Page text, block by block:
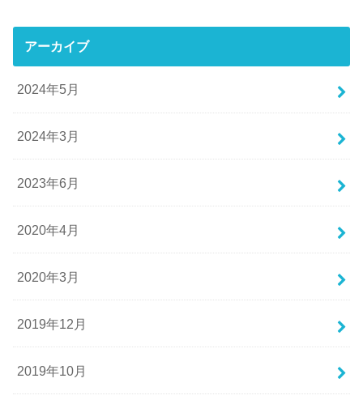
アーカイブ
2024年5月
2024年3月
2023年6月
2020年4月
2020年3月
2019年12月
2019年10月